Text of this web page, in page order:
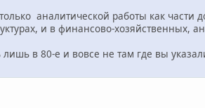
аналитической работы как части
и в финансово-хозяйственных,
лишь в 80-е и вовсе не там где вы